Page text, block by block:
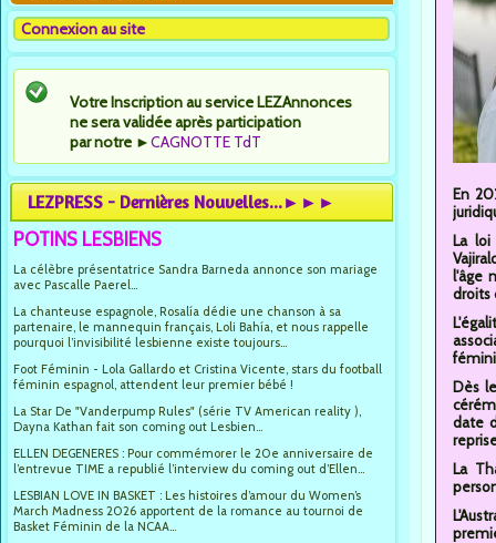
Connexion au site
Votre Inscription au service LEZAnnonces
ne sera validée après participation
par notre ►CAGNOTTE TdT
LEZPRESS - Dernières Nouvelles...►►►
POTINS LESBIENS
La célèbre présentatrice Sandra Barneda annonce son mariage
avec Pascalle Paerel...
La chanteuse espagnole, Rosalía dédie une chanson à sa
partenaire, le mannequin français, Loli Bahía, et nous rappelle
pourquoi l’invisibilité lesbienne existe toujours...
Foot Féminin - Lola Gallardo et Cristina Vicente, stars du football
féminin espagnol, attendent leur premier bébé !
La Star De "Vanderpump Rules" (série TV American reality ),
Dayna Kathan fait son coming out Lesbien...
ELLEN DEGENERES : Pour commémorer le 20e anniversaire de
l’entrevue TIME a republié l’interview du coming out d’Ellen...
LESBIAN LOVE IN BASKET : Les histoires d’amour du Women’s
March Madness 2026 apportent de la romance au tournoi de
Basket Féminin de la NCAA...
En
La loi
l'âge
droits
Dès
date
La